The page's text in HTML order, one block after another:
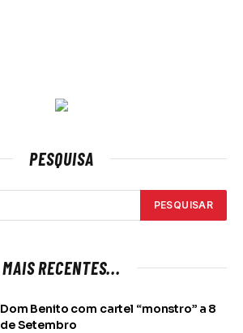
PESQUISA
MAIS RECENTES...
Dom Benito com cartel “monstro” a 8
de Setembro